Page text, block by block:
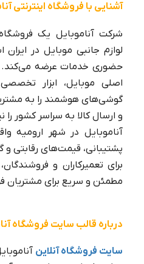
آشنایی با فروشگاه اینترنتی
شرکت آناموبایل یک
لوازم جانبی موبایل در
حضوری خدمات عرضه می‌کند.
اصلی موبایل، ابزار
گوشی‌های هوشمند را به
و ارسال کالا به سراسر کشور
آناموبایل در شهر ارومیه
پشتیبانی، قیمت‌های رقابتی و
برای تعمیرکاران و
مطمئن و سریع برای مشتریان
درباره قالب سایت فروشگاه
سایت فروشگاه آنلاین